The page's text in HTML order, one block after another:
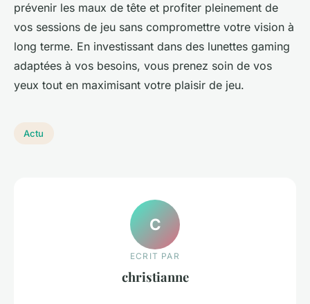
prévenir les maux de tête et profiter pleinement de
vos sessions de jeu sans compromettre votre vision à
long terme. En investissant dans des lunettes gaming
adaptées à vos besoins, vous prenez soin de vos
yeux tout en maximisant votre plaisir de jeu.
Actu
C
ECRIT PAR
christianne